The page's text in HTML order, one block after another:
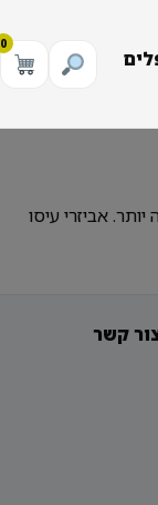
0
אביזרי עיסו
קשר